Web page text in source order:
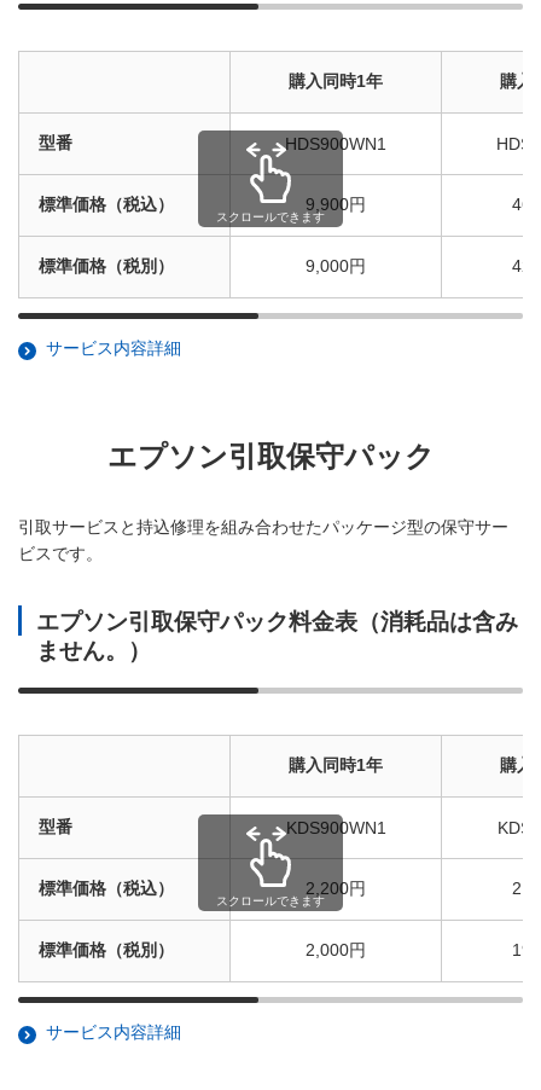
購入同時1年 購入
型番 HDS900WN1
標準価格（税込） 9,900円
標準価格（税別） 9,000円
スクロールできます
サービス内容詳細
エプソン引取保守パック
引取サービスと持込修理を組み合わせたパッケージ型の保守サー
ビスです。
エプソン引取保守パック料金表（消耗品は含み
ません。）
購入同時1年 購入
型番 KDS900WN1
標準価格（税込） 2,200円
標準価格（税別） 2,000円
スクロールできます
サービス内容詳細